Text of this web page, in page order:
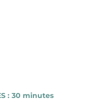
: 30 minutes